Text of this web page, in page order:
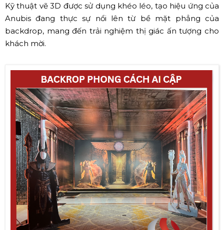
Kỹ thuật vẽ 3D được sử dụng khéo léo, tạo hiệu ứng của
Anubis đang thực sự nổi lên từ bề mặt phẳng của
backdrop, mang đến trải nghiệm thị giác ấn tượng cho
khách mời.